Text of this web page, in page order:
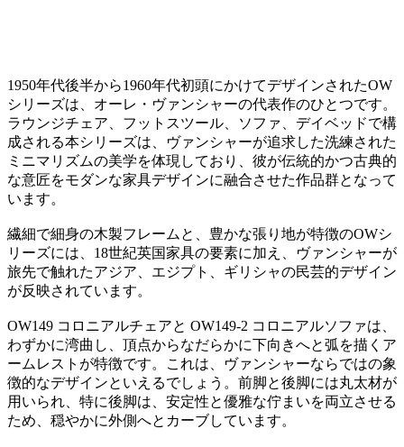
1950年代後半から1960年代初頭にかけてデザインされたOW
シリーズは、オーレ・ヴァンシャーの代表作のひとつです。
ラウンジチェア、フットスツール、ソファ、デイベッドで構
成される本シリーズは、ヴァンシャーが追求した洗練された
ミニマリズムの美学を体現しており、彼が伝統的かつ古典的
な意匠をモダンな家具デザインに融合させた作品群となって
います。
繊細で細身の木製フレームと、豊かな張り地が特徴のOWシ
リーズには、18世紀英国家具の要素に加え、ヴァンシャーが
旅先で触れたアジア、エジプト、ギリシャの民芸的デザイン
が反映されています。
OW149 コロニアルチェアと OW149-2 コロニアルソファは、
わずかに湾曲し、頂点からなだらかに下向きへと弧を描くア
ームレストが特徴です。これは、ヴァンシャーならではの象
徴的なデザインといえるでしょう。前脚と後脚には丸太材が
用いられ、特に後脚は、安定性と優雅な佇まいを両立させる
ため、穏やかに外側へとカーブしています。